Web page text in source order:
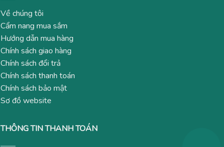
Về chúng tôi
Cẩm nang mua sắm
Hướng dẫn mua hàng
Chính sách giao hàng
Chính sách đổi trả
Chính sách thanh toán
Chính sách bảo mật
Sơ đồ website
THÔNG TIN THANH TOÁN